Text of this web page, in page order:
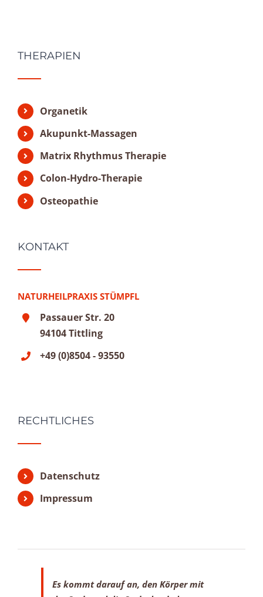
THERAPIEN
Organetik
Akupunkt-Massagen
Matrix Rhythmus Therapie
Colon-Hydro-Therapie
Osteopathie
KONTAKT
NATURHEILPRAXIS STÜMPFL
Passauer Str. 20
94104 Tittling
+49 (0)8504 - 93550
RECHTLICHES
Datenschutz
Impressum
Es kommt darauf an, den Körper mit